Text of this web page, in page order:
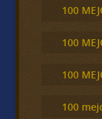
100
100
100
100